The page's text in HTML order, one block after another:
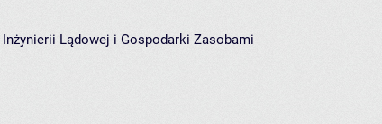
Lądowej i Gospodarki Zasobami